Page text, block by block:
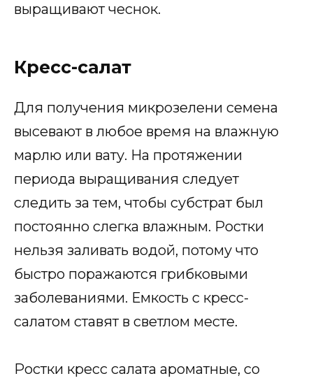
выращивают чеснок.
Кресс-салат
Для получения микрозелени семена
высевают в любое время на влажную
марлю или вату. На протяжении
периода выращивания следует
следить за тем, чтобы субстрат был
постоянно слегка влажным. Ростки
нельзя заливать водой, потому что
быстро поражаются грибковыми
заболеваниями. Емкость с кресс-
салатом ставят в светлом месте.
Ростки кресс салата ароматные, со